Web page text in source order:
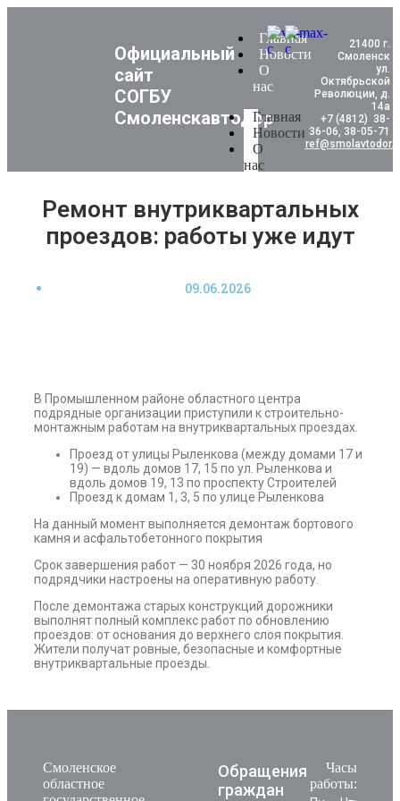
Официальный
сайт
СОГБУ
Смоленскавтодор
Главная
Новости
О
нас
Главная
Новости
О
нас
21400 г.
Смоленск
ул.
Октябрьской
Революции, д.
14а
+7 (4812) 38-
36-06, 38-05-71
Ремонт внутриквартальных
проездов: работы уже идут
09.06.2026
В Промышленном районе областного центра
подрядные организации приступили к строительно-
монтажным работам на внутриквартальных проездах.
Проезд от улицы Рыленкова (между домами 17 и
19) — вдоль домов 17, 15 по ул. Рыленкова и
вдоль домов 19, 13 по проспекту Строителей
Проезд к домам 1, 3, 5 по улице Рыленкова
На данный момент выполняется демонтаж бортового
камня и асфальтобетонного покрытия
Срок завершения работ — 30 ноября 2026 года, но
подрядчики настроены на оперативную работу.
После демонтажа старых конструкций дорожники
выполнят полный комплекс работ по обновлению
проездов: от основания до верхнего слоя покрытия.
Жители получат ровные, безопасные и комфортные
внутриквартальные проезды.
Смоленское
областное
Обращения
граждан
Часы
работы: